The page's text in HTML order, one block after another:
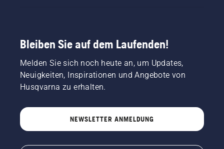
Bleiben Sie auf dem Laufenden!
Melden Sie sich noch heute an, um Updates,
Neuigkeiten, Inspirationen und Angebote von
Husqvarna zu erhalten.
NEWSLETTER ANMELDUNG